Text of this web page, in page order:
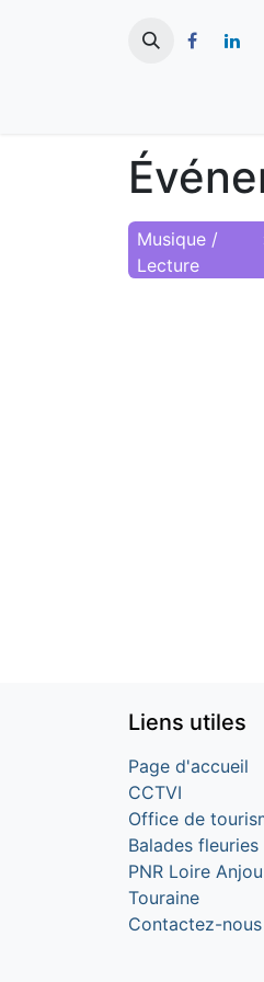
Musique /
Lecture
Liens utiles
Page d'accueil
CCTVI
Office de
Balades fleuries
PNR Loire Anjou
Touraine
Contactez-nous